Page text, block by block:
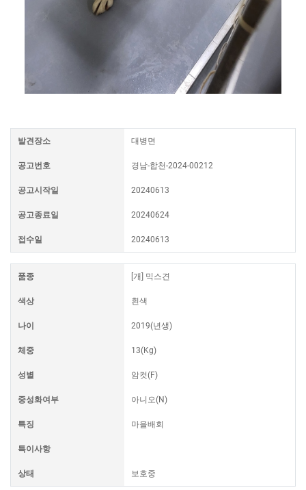
발견장소 대병면
공고번호 경남-합천-2024-00212
공고시작일 20240613
공고종료일 20240624
접수일 20240613
품종 [개] 믹스견
색상 흰색
나이 2019(년생)
체중 13(Kg)
성별 암컷(F)
중성화여부 아니오(N)
특징 마을배회
특이사항
상태 보호중